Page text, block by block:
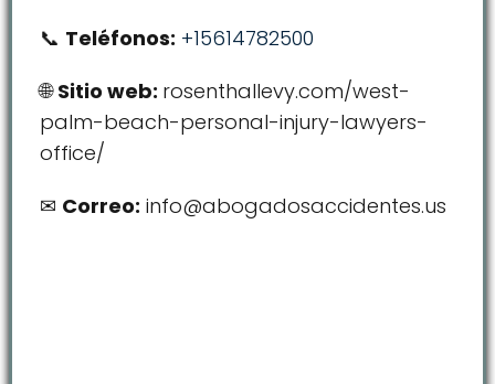
Teléfonos: +15614782500
Sitio web: rosenthallevy.com/west-
palm-beach-personal-injury-lawyers-
office/
Correo: info@abogadosaccidentes.us